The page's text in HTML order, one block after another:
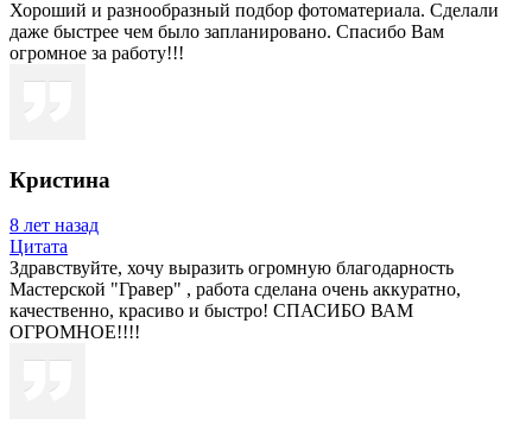
Хороший и разнообразный подбор фотоматериала. Сделали
даже быстрее чем было запланировано. Спасибо Вам
огромное за работу!!!
Кристина
8 лет назад
Цитата
Здравствуйте, хочу выразить огромную благодарность
Мастерской "Гравер" , работа сделана очень аккуратно,
качественно, красиво и быстро! СПАСИБО ВАМ
ОГРОМНОЕ!!!!